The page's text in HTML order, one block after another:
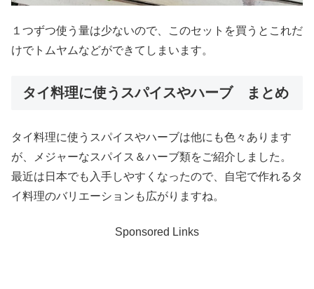
１つずつ使う量は少ないので、このセットを買うとこれだ
けでトムヤムなどができてしまいます。
タイ料理に使うスパイスやハーブ まとめ
タイ料理に使うスパイスやハーブは他にも色々あります
が、メジャーなスパイス＆ハーブ類をご紹介しました。
最近は日本でも入手しやすくなったので、自宅で作れるタ
イ料理のバリエーションも広がりますね。
Sponsored Links